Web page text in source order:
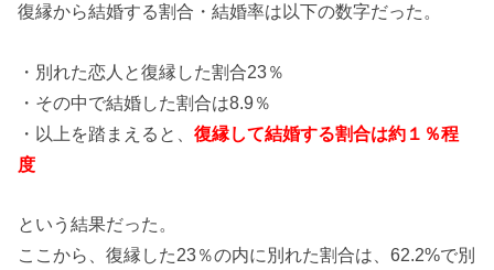
復縁から結婚する割合・結婚率は以下の数字だった。
・別れた恋人と復縁した割合23％
・その中で結婚した割合は8.9％
・以上を踏まえると、復縁して結婚する割合は約１％程
度
という結果だった。
ここから、復縁した23％の内に別れた割合は、62.2%で別